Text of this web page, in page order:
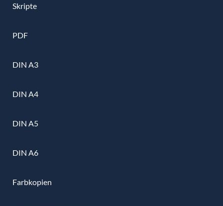
Skripte
PDF
DIN A3
DIN A4
DIN A5
DIN A6
Farbkopien